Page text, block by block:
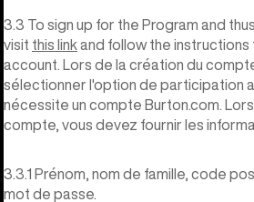
3.3 To sign up for the Program and
visit this linkand follow the instructions
account. Lors de la création du
sélectionner l'option de participation
nécessite un compte Burton.com.
compte, vous devez fournir les
3.3.1 Prénom, nom de famille, code
mot de passe.